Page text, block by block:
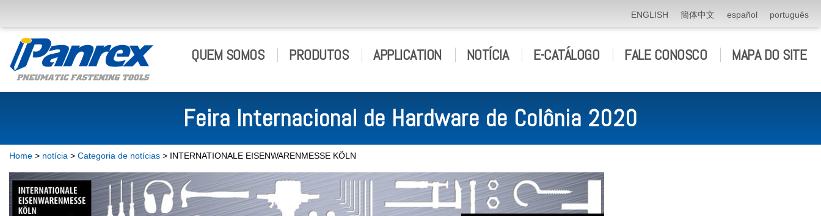
ENGLISH 簡体中文 español português
QUEM SOMOS PRODUTOS APPLICATION NOTÍCIA E-CATÁLOGO FALE CONOSCO MAPA DO SITE
Feira Internacional de Hardware de Colônia 2020
Home > notícia > Categoria de notícias > INTERNATIONALE EISENWARENMESSE KÖLN